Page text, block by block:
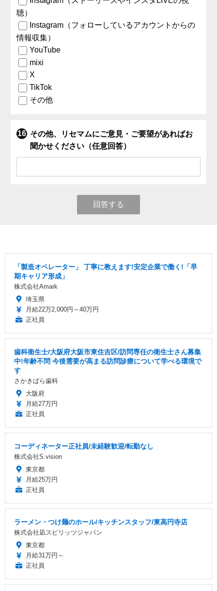
聴）
Instagram（フォローしているアカウントからの
情報収集）
YouTube
mixi
X
TikTok
その他
その他、リセマムにご意見・ご要望があればお
聞かせください（任意回答）
回答する
「製造オペレーター」 丁寧に教えます!安定企業で働く!「早
期キャリア形成」
株式会社Amark
埼玉県
月給22万2,000円～40万円
正社員
歯科衛生士/大阪府大阪市東住吉区/訪問専任の衛生士さん募集
中!年齢不問 今後需要が高まる訪問診療について学べる環境で
す
さかきばら歯科
大阪府
月給27万円
正社員
コーディネーター正社員/未経験歓迎/転勤なし
株式会社S.vision
東京都
月給25万円
正社員
ラーメン・つけ麺のホール/キッチンスタッフ/東高円寺店
株式会社凪スピリッツジャパン
東京都
月給31万円～
正社員